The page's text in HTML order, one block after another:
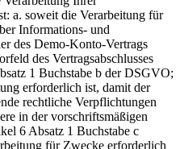
a. soweit die Verarbeitung für
Informations- und
des Demo-Konto-Vertrags
des Vertragsabschlusses
1 Buchstabe b der DSGVO;
erforderlich ist, damit der
rechtliche Verpflichtungen
in der vorschriftsmäßigen
6 Absatz 1 Buchstabe c
für Zwecke erforderlich